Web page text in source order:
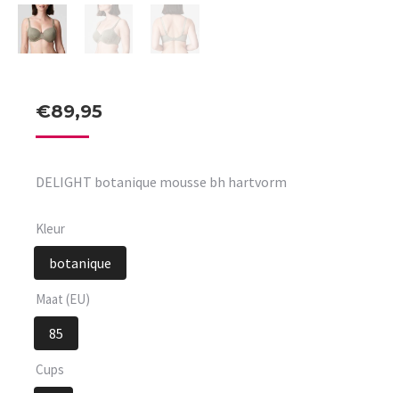
€89,95
DELIGHT botanique mousse bh hartvorm
Kleur
botanique
Maat (EU)
85
Cups